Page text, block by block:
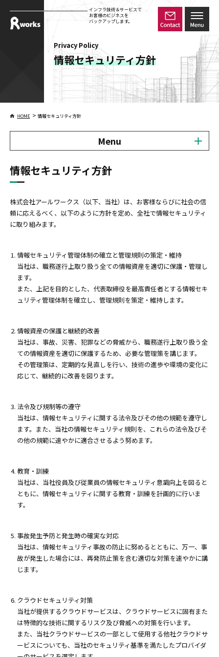
インフラ技術＆サービスで
お客様のビジネスを
バックアップします。
Privacy Policy
情報セキュリティ方針
HOME > 情報セキュリティ方針
Menu
情報セキュリティ方針
株式会社アールワークス（以下、当社）は、お客様ならびに社会の信
頼に応えるべく、以下のように方針を定め、全社で情報セキュリティ
に取り組みます。
情報セキュリティ管理体制の確立と管理規則の策定・維持
当社は、職務遂行上取り扱う全ての情報資産を適切に保護・管理し
ます。
また、上記を目的とした、代表取締役を最高責任者とする情報セキ
ュリティ管理体制を確立し、管理規則を策定・維持します。
情報資産の保護と継続的改善
当社は、事故、災害、犯罪などの脅威から、職務遂行上取り扱う全
ての情報資産を適切に保護するため、必要な管理策を講じます。
その管理策は、定期的な見直しを行い、技術の進歩や環境の変化に
応じて、継続的に改善を図ります。
法令及び規制等の遵守
当社は、情報セキュリティに関する法令及びその他の規範を遵守し
ます。また、当社の情報セキュリティ規則を、これらの法令及びそ
の他の規範に速やかに適合させるよう努めます。
教育・訓練
当社は、当社役員及び従業員の情報セキュリティ意識向上を図ると
ともに、情報セキュリティに関する教育・訓練を計画的に行いま
す。
事故発生予防と発生時の確実な対応
当社は、情報セキュリティ事故の防止に努めるとともに、万一、事
故が発生した場合には、再発防止策を含む適切な対策を速やかに講
じます。
クラウドセキュリティ対策
当社が提供するクラウドサービスは、クラウドサービスに固有また
は特徴的な技術に関するリスク及び脅威への対策を行います。
また、当社クラウドサービスの一部として使用する他社クラウドサ
ービスについても、当社のセキュリティ基準を満たしたプロバイダ